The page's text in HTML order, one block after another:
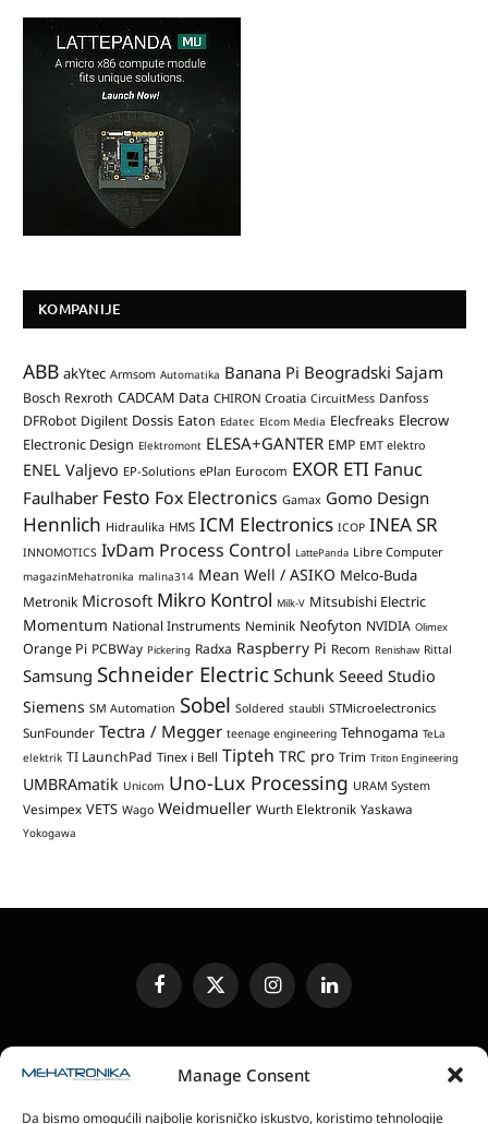
Manage Consent
Da bismo omogućili najbolje korisničko iskustvo, koristimo tehnologije
KOMPANIJE
ABB akYtec Armsom Automatika Banana Pi Beogradski Sajam
Bosch Rexroth CADCAM Data CHIRON Croatia CircuitMess Danfoss
DFRobot Digilent Dossis Eaton Edatec Elcom Media Elecfreaks Elecrow
Electronic Design Elektromont ELESA+GANTER EMP EMT elektro
ENEL Valjevo EP-Solutions ePlan Eurocom EXOR ETI Fanuc
Faulhaber Festo Fox Electronics Gamax Gomo Design
Hennlich Hidraulika HMS ICM Electronics ICOP INEA SR
INNOMOTICS IvDam Process Control LattePanda Libre Computer
magazinMehatronika malina314 Mean Well / ASIKO Melco-Buda
Metronik Microsoft Mikro Kontrol Milk-V Mitsubishi Electric
Momentum National Instruments Neminik Neofyton NVIDIA Olimex
Orange Pi PCBWay Pickering Radxa Raspberry Pi Recom Renishaw Rittal
Samsung Schneider ElectricSchunk Seeed Studio
Siemens SM Automation Sobel Soldered staubli STMicroelectronics
SunFounder Tectra / Megger teenage engineering Tehnogama TeLa
elektrik TI LaunchPad Tinex i Bell Tipteh TRC pro Trim Triton Engineering
UMBRAmatik Unicom Uno-Lux Processing URAM System
Vesimpex VETS Wago Weidmueller Wurth Elektronik Yaskawa
Yokogawa
FacebookX
(Twitter)
InstagramLinkedIn
SLANJE JEDINICA ZA RECENZIJU
ELEKTRONSKA IZDANJA
POLITIKA PRIVATNOSTI